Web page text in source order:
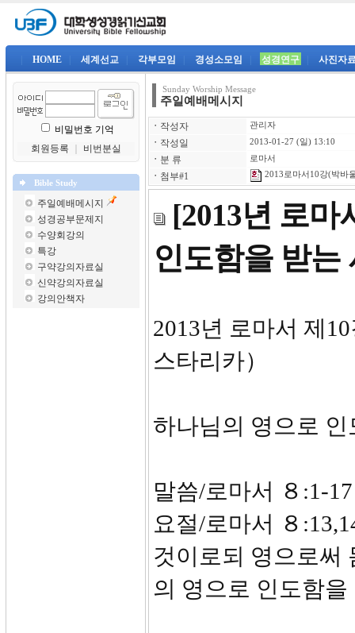
HOME 세계선교 각부모임 경성소모임 성경연구 사진자
비밀번호 기억
회원등록
비번분실
Bible Study
주일예배메시지
성경공부문제지
수양회강의
특강
구약강의자료실
신약강의자료실
강의안책자
Sunday Worship Message
주일예배메시지
ㆍ 작성자 관리자
ㆍ 작성일 2013-01-27 (일) 13:10
ㆍ 분 류 로마서
ㆍ 첨부#1 2013로마서10강(박바
[2013년 로마
인도함을 받는
2013년 로
스타리카）
하나님의 영으로
말씀/로마서 ８:1-17
요절/로마서 ８
것이로되 영으로써
의 영으로 인도함